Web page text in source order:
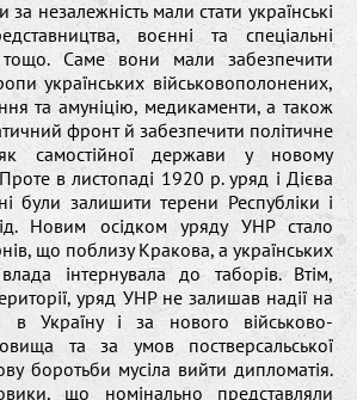
незалежність мали стати українські
воєнні та спеціальні
тощо. Саме вони мали забезпечити
українських військовополонених,
та амуніцію, медикаменти, а також
фронт й забезпечити політичне
самостійної держави у новому
в листопаді 1920 р. уряд і Дієва
були залишити терени Республіки і
Новим осідком уряду УНР стало
що поблизу Кракова, а українських
інтернувала до таборів. Втім,
уряд УНР не залишав надії на
в Україну і за нового військово-
та за умов постверсальської
боротьби мусіла вийти дипломатія.
що номінально представляли